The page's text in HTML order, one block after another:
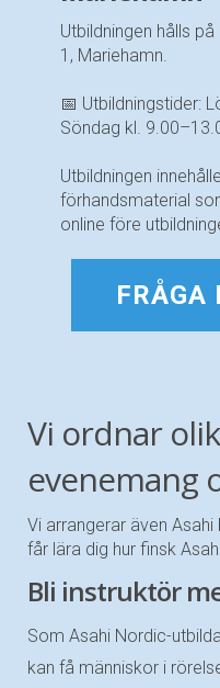
Utbildningen hålls
1, Mariehamn.
📅 Utbildningstider:
Söndag kl.
Utbildningen
förhandsmaterial
online före
FRÅGA
Vi ordnar
evenemang
Vi arrangerar även
får lära dig hur finsk
Bli instruktör
Som Asahi Nordic-
kan få människor i